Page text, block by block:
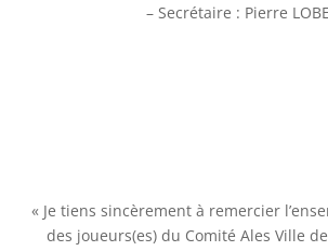
– Secrétaire : Pierre
« Je tiens sincèrement à remercier
des joueurs(es) du Comité Ales Ville